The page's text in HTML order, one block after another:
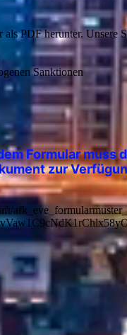
PDF herunter. Unsere
Sanktionen
Formular muss
zur